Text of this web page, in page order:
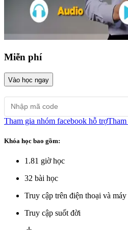
Miễn phí
Vào học ngay
Tham gia nhóm facebook hỗ trợ
Khóa học bao gồm:
1.81 giờ học
32 bài học
Truy cập trên điện thoại và
Truy cập suốt đời